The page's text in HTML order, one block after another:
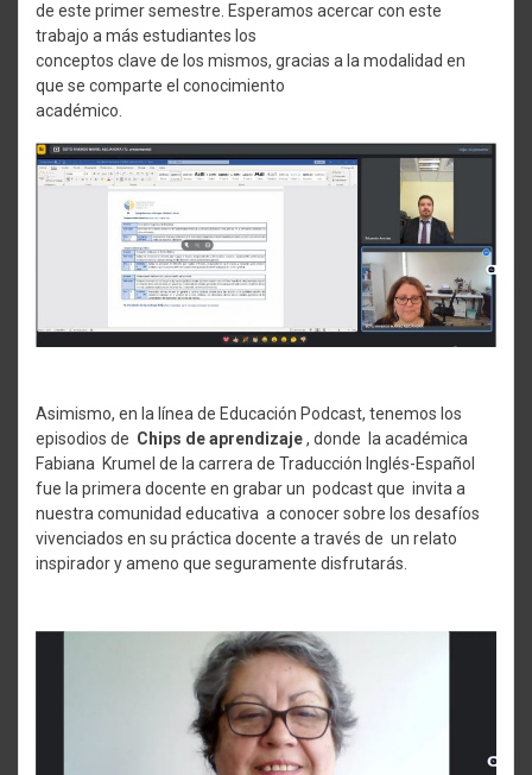
de este primer semestre. Esperamos acercar con este
trabajo a más estudiantes los
conceptos clave de los mismos, gracias a la modalidad en
que se comparte el conocimiento
académico.
Asimismo, en la línea de Educación Podcast, tenemos los
episodios de Chips de aprendizaje, donde la académica
Fabiana Krumel de la carrera de Traducción Inglés-Español
fue la primera docente en grabar un podcast que invita a
nuestra comunidad educativa a conocer sobre los desafíos
vivenciados en su práctica docente a través de un relato
inspirador y ameno que seguramente disfrutarás.